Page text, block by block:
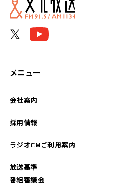
メニュー
会社案内
採用情報
ラジオCMご利用案内
放送基準
番組審議会